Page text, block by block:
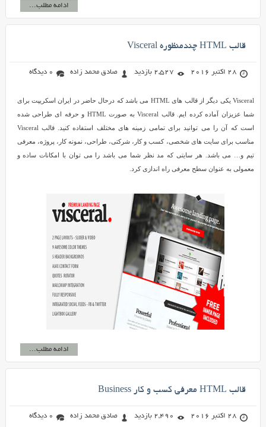
ادامه مطلب...
قالب HTML چندمنظوره Visceral
28 اکتبر 2016 2,527 بازدید صادق محمد زاده 0 دیدگاه
Visceral یکی دیگر از قالب های HTML می باشد که درحال حاضر در ایران اسکریپت برای
شما عزیزان آماده کرده ایم. قالب Visceral به صورت HTML و حرفه ای طراحی شده
است که آن را می توانید برای تمامی زمینه های مختلف استفاده کنید. قالب Visceral
مناسب برای سایت های شخصی، کسب و کار، شرکتی، طراحی، نمونه کار، پروژه، معرفی
تیم و… می باشد. هر سایتی که مد نظر شما می باشد را می توان با امکانات ساده و
معمولی به عنوان سطح معرفی راه اندازی کرد.
ادامه مطلب...
قالب HTML معرفی کسب و کار Business
28 اکتبر 2016 2,490 بازدید صادق محمد زاده 0 دیدگاه